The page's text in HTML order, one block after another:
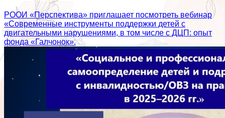
РООИ «Перспектива» приглашает посмотреть вебинар
«Современные инструменты поддержки детей с
двигательными нарушениями, в том числе с ДЦП: опыт
фонда «Галчонок».